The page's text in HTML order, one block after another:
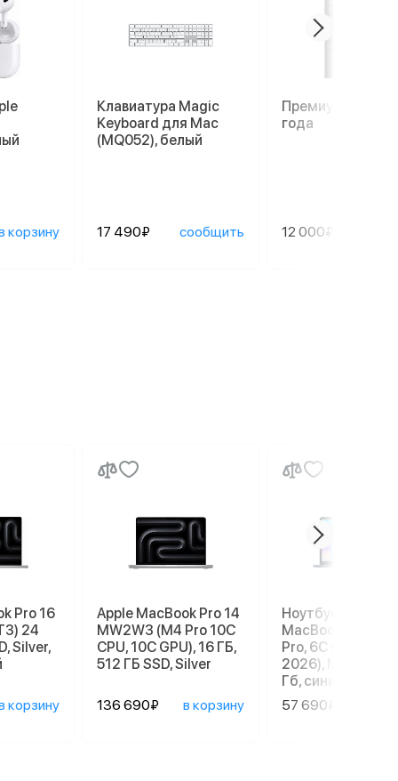
корзину
Клавиатура Magic
Keyboard для Mac
(MQ052), белый
17 490₽ сообщить
Премиум
года
12 000₽
Pro 16
24
Silver,
корзину
Apple MacBook Pro 14
MW2W3 (M4 Pro 10C
CPU, 10C GPU), 16 ГБ,
512 ГБ SSD, Silver
136 690₽ в корзину
Ноутбук Apple
MacBook Neo 13"
Pro, 6C СPU/5С
2026), MHFF4,
Гб, синий индиго
57 690₽